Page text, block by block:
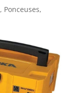
, Ponceuses,